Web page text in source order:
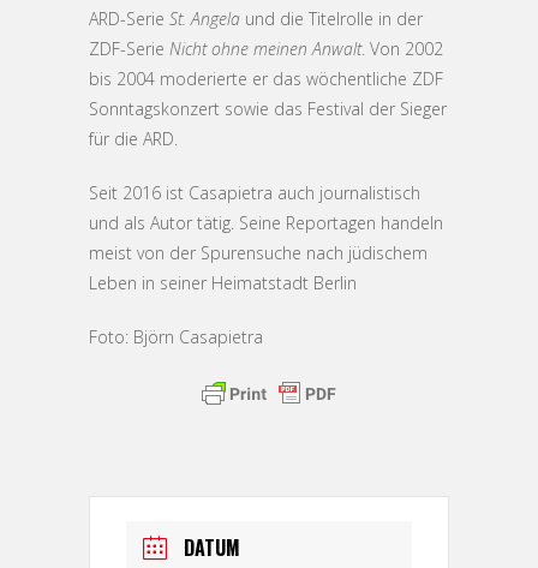
ARD-Serie St. Angela und die Titelrolle in der
ZDF-Serie Nicht ohne meinen Anwalt. Von 2002
bis 2004 moderierte er das wöchentliche ZDF
Sonntagskonzert sowie das Festival der Sieger
für die ARD.
Seit 2016 ist Casapietra auch journalistisch
und als Autor tätig. Seine Reportagen handeln
meist von der Spurensuche nach jüdischem
Leben in seiner Heimatstadt Berlin
Foto: Björn Casapietra
DATUM